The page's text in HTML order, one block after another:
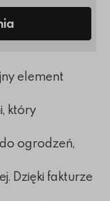
element
który
ogrodzeń,
Dzięki fakturze